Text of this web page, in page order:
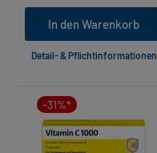
In den Warenkorb
Detail- & Pflichtinformationen
-31%*